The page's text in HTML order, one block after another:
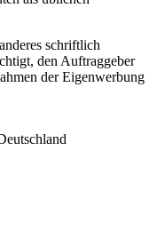
schriftlich
den Auftraggeber
der Eigenwerbung